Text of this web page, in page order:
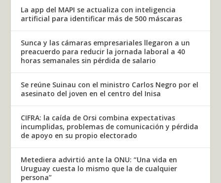
La app del MAPI se actualiza con inteligencia
artificial para identificar más de 500 máscaras
Sunca y las cámaras empresariales llegaron a un
preacuerdo para reducir la jornada laboral a 40
horas semanales sin pérdida de salario
Se reúne Suinau con el ministro Carlos Negro por el
asesinato del joven en el centro del Inisa
CIFRA: la caída de Orsi combina expectativas
incumplidas, problemas de comunicación y pérdida
de apoyo en su propio electorado
Metediera advirtió ante la ONU: “Una vida en
Uruguay cuesta lo mismo que la de cualquier
persona”